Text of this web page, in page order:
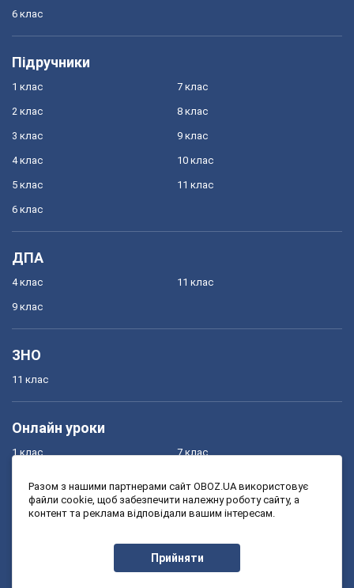
6 клас
Підручники
1 клас
2 клас
3 клас
4 клас
5 клас
6 клас
7 клас
8 клас
9 клас
10 клас
11 клас
ДПА
4 клас
9 клас
11 клас
ЗНО
11 клас
Онлайн уроки
1 клас
3 клас
7 клас
9 клас
Разом з нашими партнерами сайт OBOZ.UA використовує
файли cookie, щоб забезпечити належну роботу сайту, а
контент та реклама відповідали вашим інтересам.
Прийняти